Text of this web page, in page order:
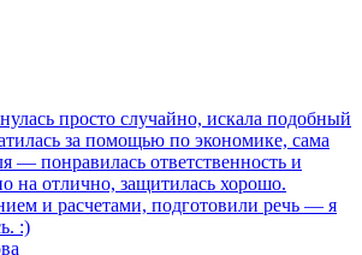
просто случайно, искала подобный
за помощью по экономике, сама
— понравилась ответственность и
на отлично, защитилась хорошо.
и расчетами, подготовили речь — я
:)